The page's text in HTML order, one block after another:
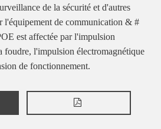
de la sécurité et d'autres
l'équipement de communication & #
est affectée par l'impulsion
foudre, l'impulsion électromagnétique
de fonctionnement.